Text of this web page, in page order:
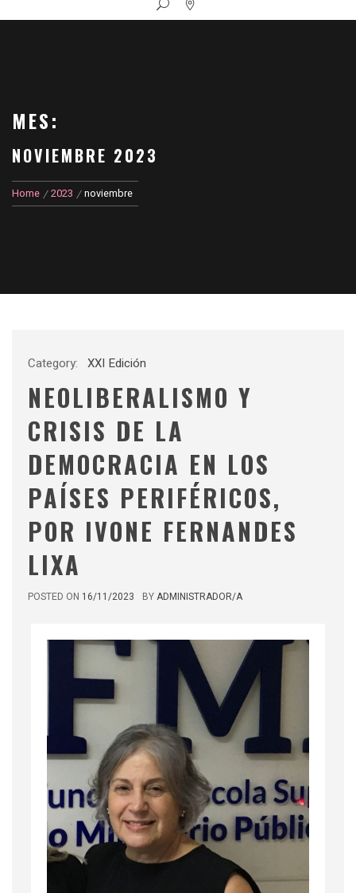
MES:
NOVIEMBRE 2023
Home 2023 noviembre
Category: XXI Edición
NEOLIBERALISMO Y
CRISIS DE LA
DEMOCRACIA EN LOS
PAÍSES PERIFÉRICOS,
POR IVONE FERNANDES
LIXA
POSTED ON 16/11/2023 BYADMINISTRADOR/A